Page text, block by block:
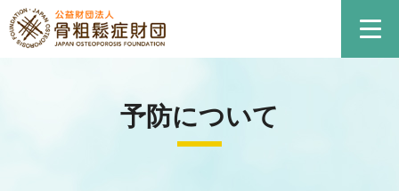
予防について